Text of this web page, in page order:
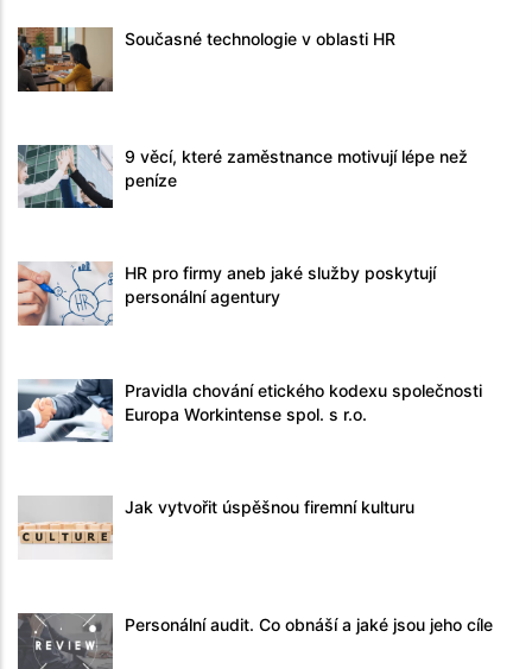
Současné technologie v oblasti HR
9 věcí, které zaměstnance motivují lépe než
peníze
HR pro firmy aneb jaké služby poskytují
personální agentury
Pravidla chování etického kodexu společnosti
Europa Workintense spol. s r.o.
Jak vytvořit úspěšnou firemní kulturu
Personální audit. Co obnáší a jaké jsou jeho cíle